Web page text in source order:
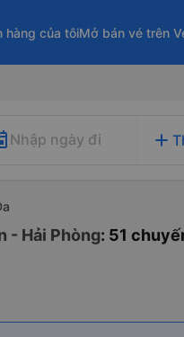
hàng của tôiMở bán vé trên
Nhập ngày đi add
- Hải Phòng: 51